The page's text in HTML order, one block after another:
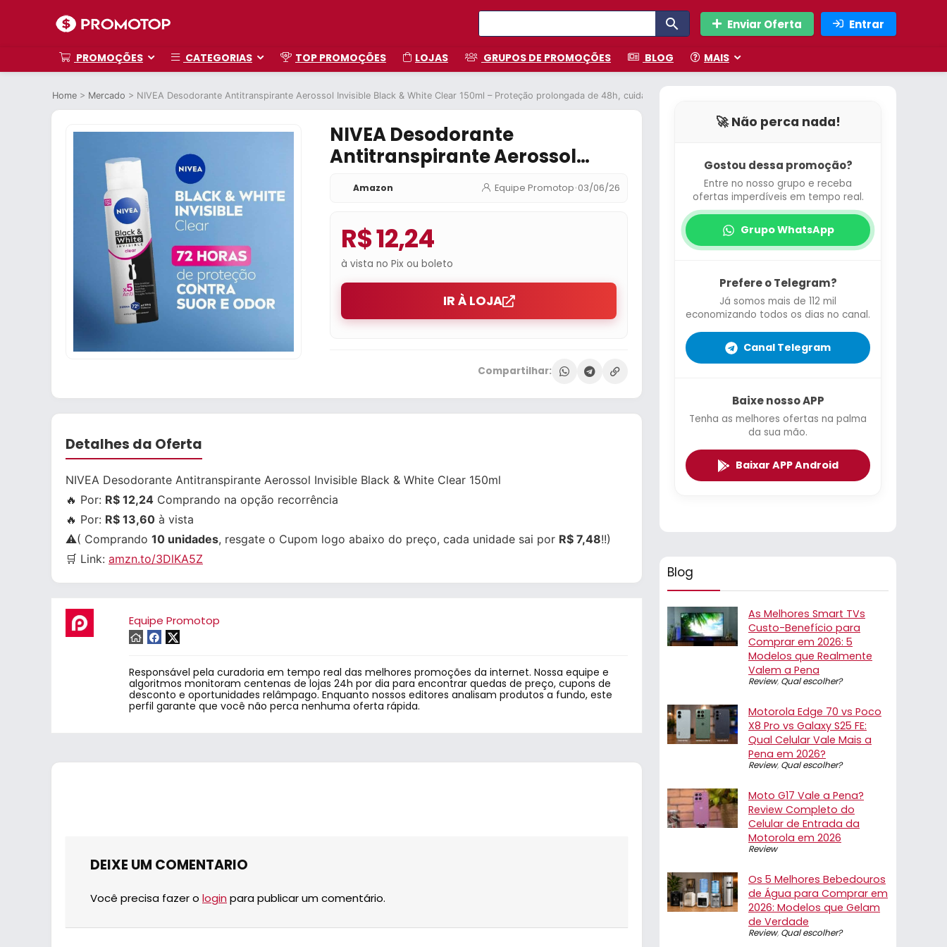
Enviar Oferta Entrar
PROMOÇÕES CATEGORIAS TOP PROMOÇÕES LOJAS GRUPOS DE PROMOÇÕES BLOG MAIS
Home > Mercado > NIVEA Desodorante Antitranspirante Aerossol Invisible Black & White Clear 150ml – Proteção prolongada de 48h, cuidado suave, ação antibacteriana, fórmula 5 em 1: anti-manchas, anti-
NIVEA Desodorante
Antitranspirante Aerossol
Invisible Black & White Clear
150ml – Proteção prolongada
de 48h, cuidado suave, ação
antibacteriana, fórmula 5 em 1:
anti-manchas, anti-odor
Amazon Equipe Promotop•03/06/26
R$ 12,24
à vista no Pix ou boleto
IR À LOJA
Compartilhar:
Detalhes da Oferta
NIVEA Desodorante Antitranspirante Aerossol Invisible Black & White Clear 150ml
🔥 Por: R$ 12,24 Comprando na opção recorrência
🔥 Por: R$ 13,60 à vista
⚠️( Comprando 10 unidades, resgate o Cupom logo abaixo do preço, cada unidade sai por R$ 7,48!!)
🛒 Link: amzn.to/3DlKA5Z
Equipe Promotop
Responsável pela curadoria em tempo real das melhores promoções da internet. Nossa equipe e
algoritmos monitoram centenas de lojas 24h por dia para encontrar quedas de preço, cupons de
desconto e oportunidades relâmpago. Enquanto nossos editores analisam produtos a fundo, este
perfil garante que você não perca nenhuma oferta rápida.
DEIXE UM COMENTARIO
Você precisa fazer o login para publicar um comentário.
🚀 Não perca nada!
Gostou dessa promoção?
Entre no nosso grupo e receba
ofertas imperdíveis em tempo real.
Grupo WhatsApp
Prefere o Telegram?
Já somos mais de 112 mil
economizando todos os dias no canal.
Canal Telegram
Baixe nosso APP
Tenha as melhores ofertas na palma
da sua mão.
Baixar APP Android
Blog
As Melhores Smart TVs
Custo-Benefício para
Comprar em 2026: 5
Modelos que Realmente
Valem a Pena
Review, Qual escolher?
Motorola Edge 70 vs Poco
X8 Pro vs Galaxy S25 FE:
Qual Celular Vale Mais a
Pena em 2026?
Review, Qual escolher?
Moto G17 Vale a Pena?
Review Completo do
Celular de Entrada da
Motorola em 2026
Review
Os 5 Melhores Bebedouros
de Água para Comprar em
2026: Modelos que Gelam
de Verdade
Review, Qual escolher?